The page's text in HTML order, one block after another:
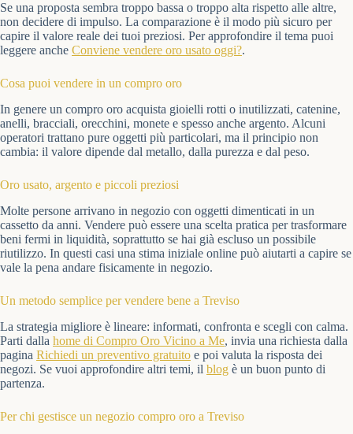
Se una proposta sembra troppo bassa o troppo alta rispetto alle altre,
non decidere di impulso. La comparazione è il modo più sicuro per
capire il valore reale dei tuoi preziosi. Per approfondire il tema puoi
leggere anche Conviene vendere oro usato oggi?.
Cosa puoi vendere in un compro oro
In genere un compro oro acquista gioielli rotti o inutilizzati, catenine,
anelli, bracciali, orecchini, monete e spesso anche argento. Alcuni
operatori trattano pure oggetti più particolari, ma il principio non
cambia: il valore dipende dal metallo, dalla purezza e dal peso.
Oro usato, argento e piccoli preziosi
Molte persone arrivano in negozio con oggetti dimenticati in un
cassetto da anni. Vendere può essere una scelta pratica per trasformare
beni fermi in liquidità, soprattutto se hai già escluso un possibile
riutilizzo. In questi casi una stima iniziale online può aiutarti a capire se
vale la pena andare fisicamente in negozio.
Un metodo semplice per vendere bene a Treviso
La strategia migliore è lineare: informati, confronta e scegli con calma.
Parti dalla home di Compro Oro Vicino a Me, invia una richiesta dalla
pagina Richiedi un preventivo gratuito e poi valuta la risposta dei
negozi. Se vuoi approfondire altri temi, il blog è un buon punto di
partenza.
Per chi gestisce un negozio compro oro a Treviso